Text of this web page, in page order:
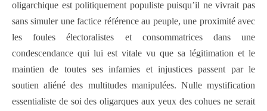
oligarchique est politiquement populiste puisqu’il ne vivrait pas
sans simuler une factice référence au peuple, une proximité avec
les foules électoralistes et consommatrices dans une
condescendance qui lui est vitale vu que sa légitimation et le
maintien de toutes ses infamies et injustices passent par le
soutien aliéné des multitudes manipulées. Nulle mystification
essentialiste de soi des oligarques aux yeux des cohues ne serait